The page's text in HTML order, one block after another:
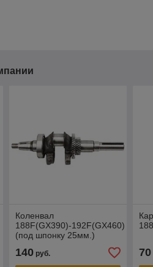
Коленвал
188F(GX390)-192F(GX460)
(под шпонку 25мм.)
140руб. 70